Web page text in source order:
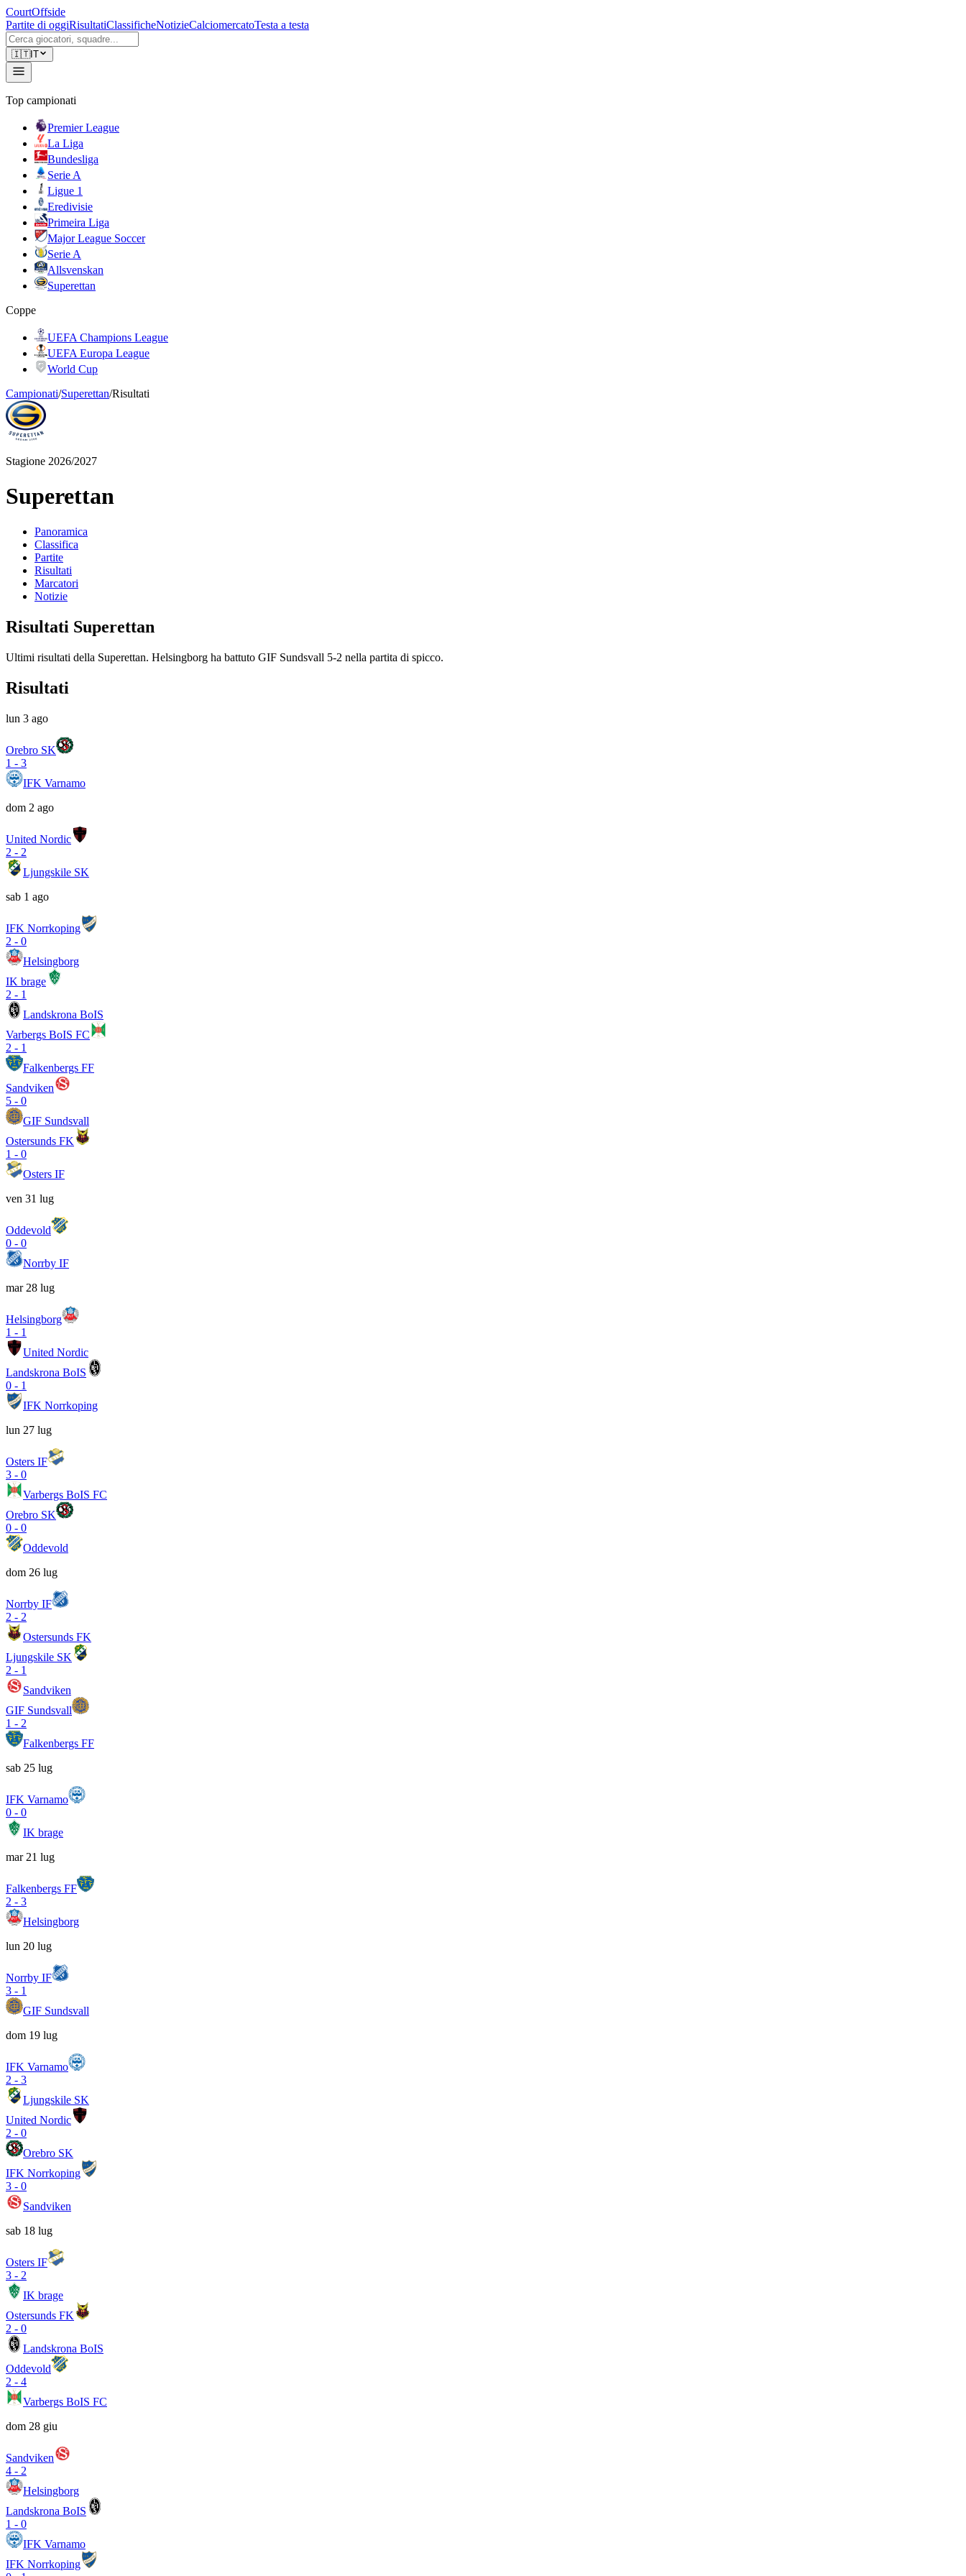
CourtOffside
Partite di oggiRisultatiClassificheNotizieCalciomercatoTesta a testa
🇮🇹IT
Top campionati
Premier League
La Liga
Bundesliga
Serie A
Ligue 1
Eredivisie
Primeira Liga
Major League Soccer
Serie A
Allsvenskan
Superettan
Coppe
UEFA Champions League
UEFA Europa League
World Cup
Campionati/Superettan/Risultati
Stagione 2026/2027
Superettan
Panoramica
Classifica
Partite
Risultati
Marcatori
Notizie
Risultati Superettan
Ultimi risultati della Superettan. Helsingborg ha battuto GIF Sundsvall 5-2 nella partita di spicco.
Risultati
lun 3 ago
Orebro SK
1 - 3
IFK Varnamo
dom 2 ago
United Nordic
2 - 2
Ljungskile SK
sab 1 ago
IFK Norrkoping
2 - 0
Helsingborg
IK brage
2 - 1
Landskrona BoIS
Varbergs BoIS FC
2 - 1
Falkenbergs FF
Sandviken
5 - 0
GIF Sundsvall
Ostersunds FK
1 - 0
Osters IF
ven 31 lug
Oddevold
0 - 0
Norrby IF
mar 28 lug
Helsingborg
1 - 1
United Nordic
Landskrona BoIS
0 - 1
IFK Norrkoping
lun 27 lug
Osters IF
3 - 0
Varbergs BoIS FC
Orebro SK
0 - 0
Oddevold
dom 26 lug
Norrby IF
2 - 2
Ostersunds FK
Ljungskile SK
2 - 1
Sandviken
GIF Sundsvall
1 - 2
Falkenbergs FF
sab 25 lug
IFK Varnamo
0 - 0
IK brage
mar 21 lug
Falkenbergs FF
2 - 3
Helsingborg
lun 20 lug
Norrby IF
3 - 1
GIF Sundsvall
dom 19 lug
IFK Varnamo
2 - 3
Ljungskile SK
United Nordic
2 - 0
Orebro SK
IFK Norrkoping
3 - 0
Sandviken
sab 18 lug
Osters IF
3 - 2
IK brage
Ostersunds FK
2 - 0
Landskrona BoIS
Oddevold
2 - 4
Varbergs BoIS FC
dom 28 giu
Sandviken
4 - 2
Helsingborg
Landskrona BoIS
1 - 0
IFK Varnamo
IFK Norrkoping